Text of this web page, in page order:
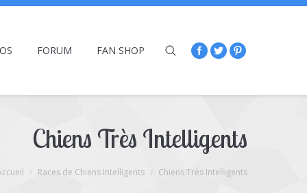
FORUM FAN SHOP
Chiens Très Intelligents
Races de Chiens Intelligents Chiens Très Intelligents